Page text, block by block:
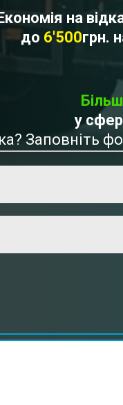
на
до 6'500грн.
у